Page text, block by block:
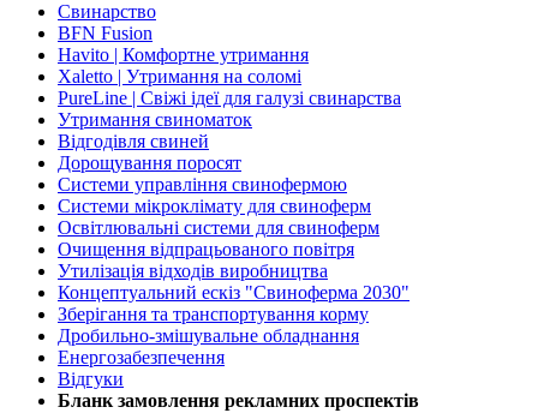
Свинарство
BFN Fusion
Havito | Комфортне утримання
Xaletto | Утримання на соломі
PureLine | Свіжі ідеї для галузі свинарства
Утримання свиноматок
Відгодівля свиней
Дорощування поросят
Системи управління свинофермою
Системи мікроклімату для свиноферм
Освітлювальні системи для свиноферм
Очищення відпрацьованого повітря
Утилізація відходів виробництва
Концептуальний ескіз "Свиноферма 2030"
Зберігання та транспортування корму
Дробильно-змішувальне обладнання
Енергозабезпечення
Відгуки
Бланк замовлення рекламних проспектів